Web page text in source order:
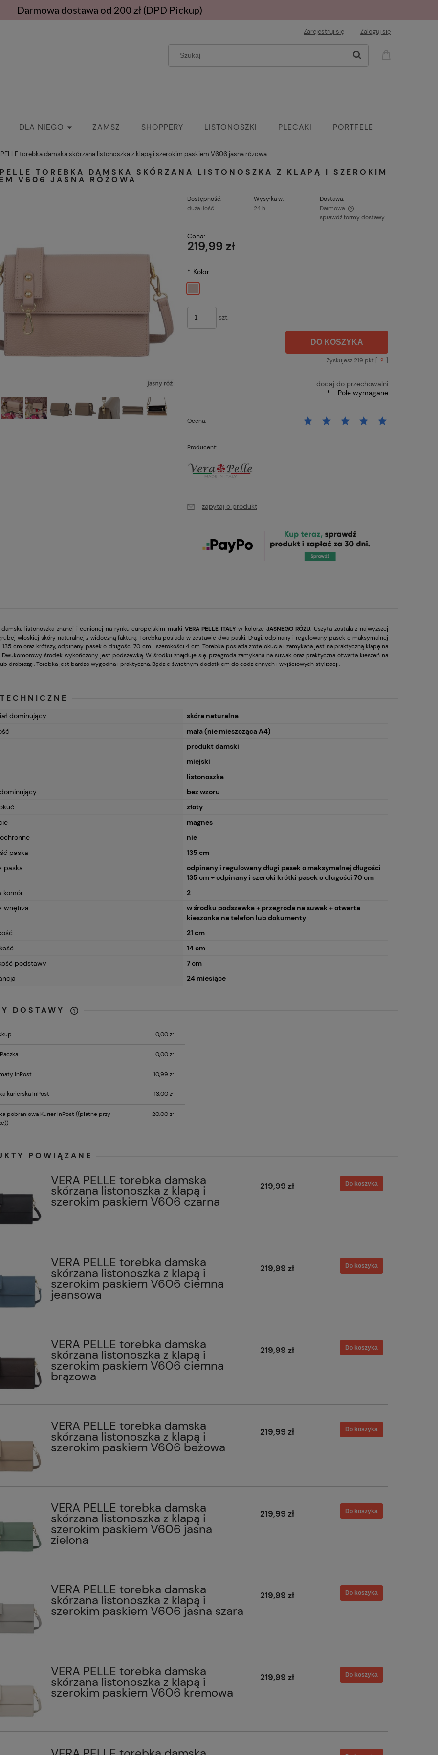
Darmowa dostawa od 200 zł (DPD Pickup)
Zarejestruj się Zaloguj się
DLA NIEGO ZAMSZ SHOPPERY LISTONOSZKI PLECAKI PORTFELE
PASKI
PELLE torebka damska skórzana listonoszka z klapą i szerokim paskiem V606 jasna różowa
etui skórzane płaskie
J007 camel
worek z suwakiem na
Do koszyka
skórzana shopper z rzemykami i
kolory
119,99 zł
TOREBKA DAMSKA SKÓRZANA LISTONOSZKA Z KLAPĄ I SZEROKIM
V606 JASNA RÓŻOWA
Dostępność:
duża ilość
Wysyłka w:
24 h
Dostawa:
Darmowa
sprawdź formy dostawy
Cena:
219,99 zł
* Kolor:
szt.
DO KOSZYKA
Zyskujesz 219 pkt [ ? ]
dodaj do przechowalni
* - Pole wymagane
Ocena:
Producent:
zapytaj o produkt
damska listonoszka znanej i cenionej na rynku europejskim marki VERA PELLE ITALYw kolorze JASNEGO RÓŻU. Uszyta została z najwyższej
włoskiej skóry naturalnej z widoczną fakturą. Torebka posiada w zestawie dwa paski. Długi, odpinany i regulowany pasek o maksymalnej
135 cm oraz krótszy, odpinany pasek o długości 70 cm i szerokości 4 cm. Torebka posiada złote okucia i zamykana jest na praktyczną klapę na
Dwukomorowy środek wykończony jest podszewką. W środku znajduje się przegroda zamykana na suwak oraz praktyczna otwarta kieszeń na
drobiazgi. Torebka jest bardzo wygodna i praktyczna. Będzie świetnym dodatkiem do codziennych i wyjściowych stylizacji.
dominujący
skóra naturalna
mała (nie mieszcząca A4)
produkt damski
miejski
listonoszka
bez wzoru
złoty
magnes
nie
paska
135 cm
paska
odpinany i regulowany długi pasek o maksymalnej długości
135 cm + odpinany i szeroki krótki pasek o długości 70 cm
komór
2
wnętrza
w środku podszewka + przegroda na suwak + otwarta
kieszonka na telefon lub dokumenty
21 cm
14 cm
podstawy
7 cm
24 miesiące
DOSTAWY
CENA NIE ZAWIERA
0,00 zł
0,00 zł
InPost 10,99 zł
kurierska InPost 13,00 zł
pobraniowa Kurier InPost ((płatne przy
20,00 zł
POWIĄZANE
VERA PELLE torebka damska
skórzana listonoszka z klapą i
szerokim paskiem V606 czarna
219,99 zł Do koszyka
VERA PELLE torebka damska
skórzana listonoszka z klapą i
szerokim paskiem V606 ciemna
jeansowa
219,99 zł Do koszyka
VERA PELLE torebka damska
skórzana listonoszka z klapą i
szerokim paskiem V606 ciemna
brązowa
219,99 zł Do koszyka
VERA PELLE torebka damska
skórzana listonoszka z klapą i
szerokim paskiem V606 beżowa
219,99 zł Do koszyka
VERA PELLE torebka damska
skórzana listonoszka z klapą i
szerokim paskiem V606 jasna
zielona
219,99 zł Do koszyka
VERA PELLE torebka damska
skórzana listonoszka z klapą i
szerokim paskiem V606 jasna szara
219,99 zł Do koszyka
VERA PELLE torebka damska
skórzana listonoszka z klapą i
szerokim paskiem V606 kremowa
219,99 zł Do koszyka